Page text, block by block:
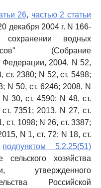
26, частью 2 статьи
декабря 2004 г. N 166-
водных
(Собрание
Федерации, 2004, N 52,
ст. 2380; N 52, ст. 5498;
N 50, ст. 6246; 2008, N
30, ст. 4590; N 48, ст.
7351; 2013, N 27, ст.
ст. 1098; N 26, ст. 3387;
N 1, ст. 72; N 18, ст.
подпунктом 5.2.25(51)
хозяйства
утвержденного
Российской